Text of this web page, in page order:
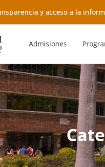
y acceso a la
Admisiones